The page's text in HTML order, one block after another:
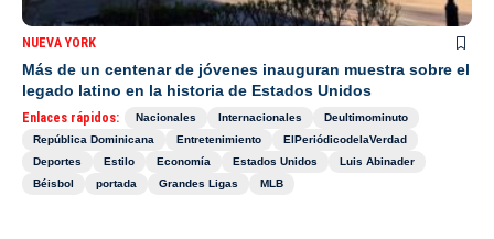
NUEVA YORK
Más de un centenar de jóvenes inauguran muestra sobre el
legado latino en la historia de Estados Unidos
Enlaces rápidos: Nacionales Internacionales
Deultimominuto
República Dominicana
Entretenimiento
ElPeriódicodelaVerdad
Deportes
Estilo Economía Estados Unidos
Luis Abinader
Béisbol
portada Grandes Ligas MLB